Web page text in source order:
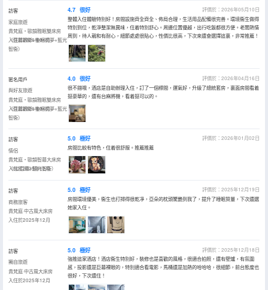
訪客
家庭旅遊
貴梵庭・歐韻雅眠雙床房
（巨幕觀影+金框枕夢+藍光
智衞）
入住於2026年04月
4.7 很好
評價於：2026年05月10日
整體入住體驗特別好！房間設施齊全齊全、佈局合理，生活用品配備很完善。環境衞生做得
特別到位，乾淨整潔無異味，住着特別舒心。周邊位置優越，出行吃飯都很方便。老闆熱情
周到，待人親和有耐心，細節處處很貼心，性價比很高，下次來還會選擇這裏，非常推薦！
匿名用戶
與好友旅遊
貴梵庭・歐韻雅眠雙床房
（巨幕觀影+金框枕夢+藍光
智衞）
入住於2026年04月
4.0 很好
評價於：2026年04月16日
很不錯哦，酒店是自助辦理入住，訂了一個標間，運氣好，升級了總統套房，裏面房間看着
挺豪華的，還有台麻將機，看着挺可以的。
訪客
情侶
貴梵庭・歐韻智幕大床房
（3D巨幕+藍光智衞）
入住於2025年12月
5.0 極好
評價於：2026年01月02日
房間比較有特色，住着很舒服。推薦推薦
訪客
商務旅客
貴梵庭·中古風大床房
入住於2025年12月
5.0 極好
評價於：2025年12月19日
房間環境優美，衞生也打掃得很乾凈，亞朵的枕頭驚艷到我了，提升了睡眠質量，下次還選
她家入住。
訪客
獨自旅遊
貴梵庭·中古風大床房
入住於2025年12月
5.0 極好
評價於：2025年12月18日
強推這家酒店！酒店衞生特別好，裝修也是喜歡的風格，很適合拍照，還有壁爐，有氛圍
感，投影還是巨幕裸眼的，特別適合看電影，馬桶還是加熱的哈哈哈，很細節，前台態度也
很好，下次還住！